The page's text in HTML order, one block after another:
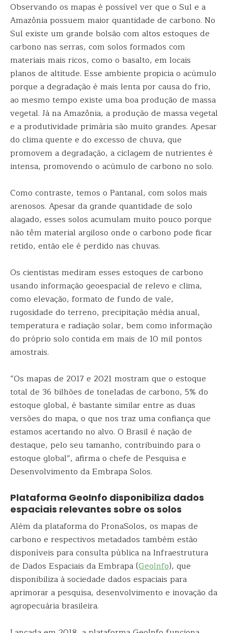
Observando os mapas é possível ver que o Sul e a
Amazônia possuem maior quantidade de carbono. No
Sul existe um grande bolsão com altos estoques de
carbono nas serras, com solos formados com
materiais mais ricos, como o basalto, em locais
planos de altitude. Esse ambiente propicia o acúmulo
porque a degradação é mais lenta por causa do frio,
ao mesmo tempo existe uma boa produção de massa
vegetal. Já na Amazônia, a produção de massa vegetal
e a produtividade primária são muito grandes. Apesar
do clima quente e do excesso de chuva, que
promovem a degradação, a ciclagem de nutrientes é
intensa, promovendo o acúmulo de carbono no solo.
Como contraste, temos o Pantanal, com solos mais
arenosos. Apesar da grande quantidade de solo
alagado, esses solos acumulam muito pouco porque
não têm material argiloso onde o carbono pode ficar
retido, então ele é perdido nas chuvas.
Os cientistas mediram esses estoques de carbono
usando informação geoespacial de relevo e clima,
como elevação, formato de fundo de vale,
rugosidade do terreno, precipitação média anual,
temperatura e radiação solar, bem como informação
do próprio solo contida em mais de 10 mil pontos
amostrais.
“Os mapas de 2017 e 2021 mostram que o estoque
total de 36 bilhões de toneladas de carbono, 5% do
estoque global, é bastante similar entre as duas
versões do mapa, o que nos traz uma confiança que
estamos acertando no alvo. O Brasil é nação de
destaque, pelo seu tamanho, contribuindo para o
estoque global”, afirma o chefe de Pesquisa e
Desenvolvimento da Embrapa Solos.
Plataforma GeoInfo disponibiliza dados
espaciais relevantes sobre os solos
Além da plataforma do PronaSolos, os mapas de
carbono e respectivos metadados também estão
disponíveis para consulta pública na Infraestrutura
de Dados Espaciais da Embrapa (GeoInfo), que
disponibiliza à sociedade dados espaciais para
aprimorar a pesquisa, desenvolvimento e inovação da
agropecuária brasileira.